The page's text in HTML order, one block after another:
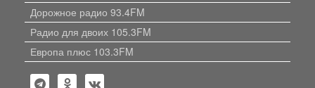
Дорожное радио 93.4FM
Радио для двоих 105.3FM
Европа плюс 103.3FM